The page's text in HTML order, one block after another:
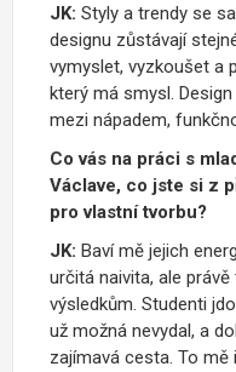
JK: Styly a trendy se
designu zůstávají
vymyslet, vyzkoušet a
který má smysl.
mezi nápadem,
Co vás na práci s
Václave, co jste si z p
pro vlastnítvorbu?
JK: Baví mě jejich
určitá naivita, ale
výsledkům. Studenti
už možná nevydal, a
zajímavá cesta. To mě